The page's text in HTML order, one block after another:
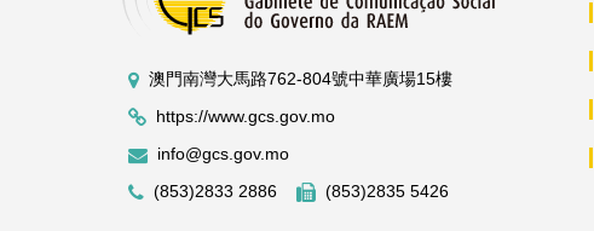
澳門南灣大馬路762-804號中華廣場15樓
https://www.gcs.gov.mo
info@gcs.gov.mo
(853)2833 2886
(853)2835 5426